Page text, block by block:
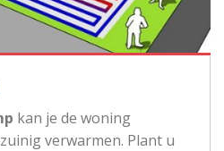
kan je de woning
verwarmen. Plant u